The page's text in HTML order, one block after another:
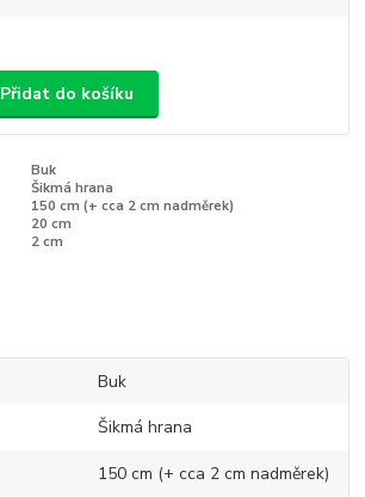
Přidat do košíku
Buk
Šikmá hrana
150 cm (+ cca 2 cm nadměrek)
20 cm
2 cm
Buk
Šikmá hrana
150 cm (+ cca 2 cm nadměrek)